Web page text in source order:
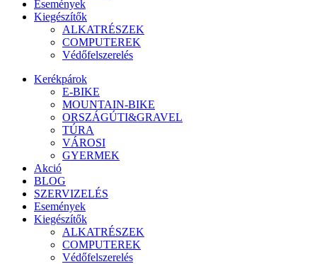
Események
Kiegészítők
ALKATRÉSZEK
COMPUTEREK
Védőfelszerelés
Kerékpárok
E-BIKE
MOUNTAIN-BIKE
ORSZÁGÚTI&GRAVEL
TÚRA
VÁROSI
GYERMEK
Akció
BLOG
SZERVIZELÉS
Események
Kiegészítők
ALKATRÉSZEK
COMPUTEREK
Védőfelszerelés